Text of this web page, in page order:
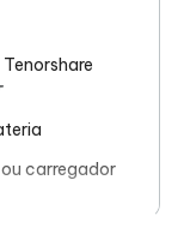
carregador